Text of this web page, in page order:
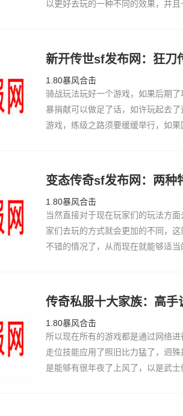
以更好去玩的一种不同的效果，并
做正本了易度
新开传世sf发布网：狂刀
1.80暴风合击
骑战玩法玩好一个游戏，如果后期
暴捐献可以做足了话，如许玩起去
游戏，练级之路须要缓缓举行，如
变态传奇sf发布网：两种
1.80暴风合击
当然直接对于现在玩家们的玩法方
家们去玩的方式就会更加的不同，
不错的情况了，从而现在就能够适
传奇私服十大家族：高
1.80暴风合击
所以现在所有的游戏都是通过网络
走位技能应用了照旧比力猛了，迥
是能够有很年夜了上风了，以是武